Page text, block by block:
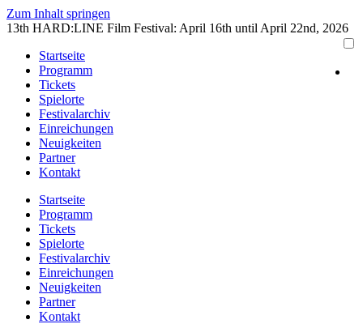
Zum Inhalt springen
13th HARD:LINE Film Festival: April 16th until April 22nd, 2026
Startseite
Programm
Tickets
Spielorte
Festivalarchiv
Einreichungen
Neuigkeiten
Partner
Kontakt
Startseite
Programm
Tickets
Spielorte
Festivalarchiv
Einreichungen
Neuigkeiten
Partner
Kontakt